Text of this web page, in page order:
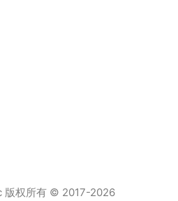
版权所有 © 2017-2026